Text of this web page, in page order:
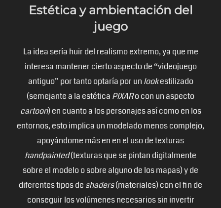
Estética y ambientación del
juego
La idea sería huir del realismo extremo, ya que me
interesa mantener cierto aspecto de “videojuego
antiguo” por tanto optaría por un lookestilizado
(semejante a la estética PIXARo con un aspecto
cartoon) en cuanto a los personajes así como en los
entornos, esto implica un modelado menos complejo,
apoyándome más en en el uso de texturas
handpainted(texturas que se pintan digitalmente
sobre el modelo o sobre alguno de los mapas) y de
diferentes tipos de shaders(materiales) con el fin de
conseguir los volúmenes necesarios sin invertir